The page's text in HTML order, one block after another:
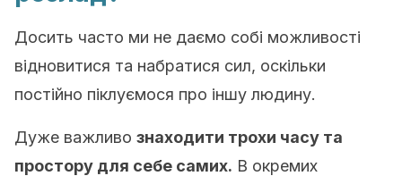
Досить часто ми не даємо собі можливості
відновитися та набратися сил, оскільки
постійно піклуємося про іншу людину.
Дуже важливо знаходити трохи часу та
простору для себе самих. В окремих